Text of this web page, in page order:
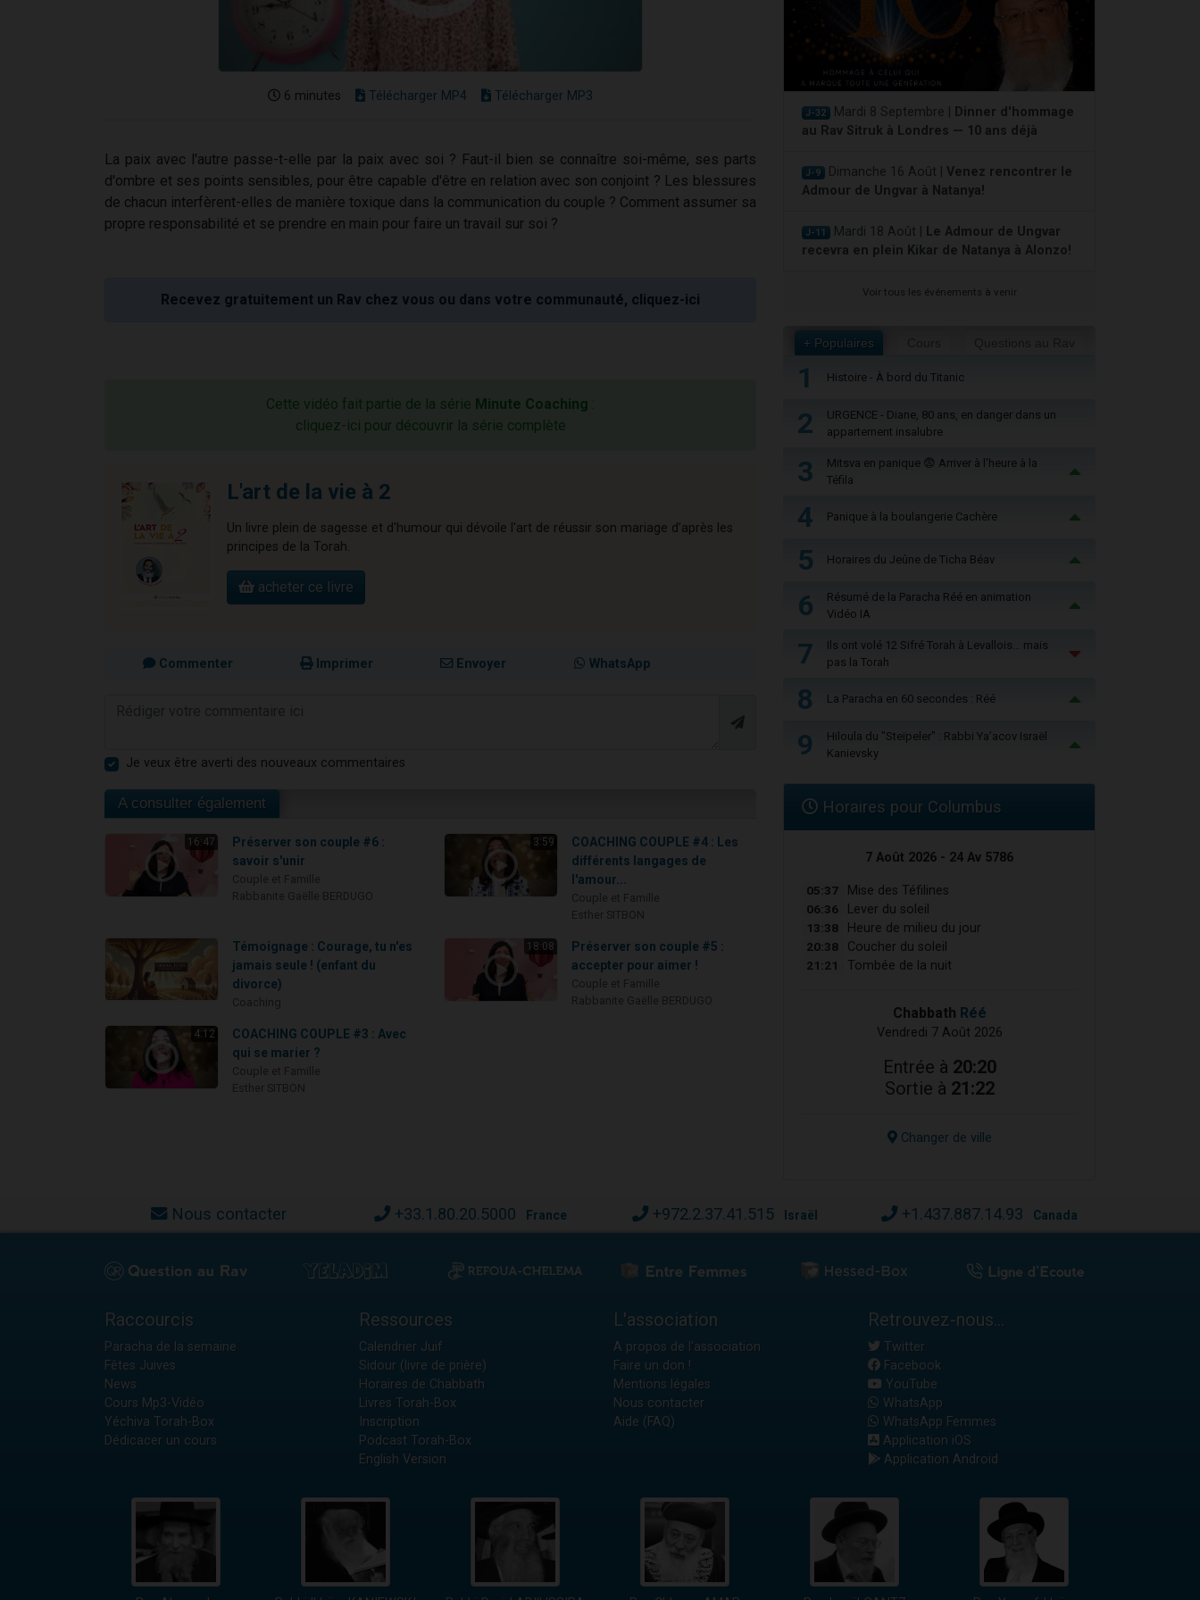
6 minutes Télécharger MP4 Télécharger MP3
La paix avec l'autre passe-t-elle par la paix avec soi ? Faut-il bien se connaître soi-même, ses parts
d'ombre et ses points sensibles, pour être capable d'être en relation avec son conjoint ? Les blessures
de chacun interfèrent-elles de manière toxique dans la communication du couple ? Comment assumer sa
propre responsabilité et se prendre en main pour faire un travail sur soi ?
Recevez gratuitement un Rav chez vous ou dans votre communauté, cliquez-ici
Cette vidéo fait partie de la série Minute Coaching :
cliquez-ici pour découvrir la série complète
L'art de la vie à 2
Un livre plein de sagesse et d'humour qui dévoile l'art de réussir son mariage d’après les
principes de la Torah.
acheter ce livre
Commenter Imprimer Envoyer WhatsApp
Je veux être averti des nouveaux commentaires
A consulter également
16:47
Préserver son couple #6 :
savoir s'unir
3:59
COACHING COUPLE #4 : Les
différents langages de
l'amour...
Témoignage : Courage, tu n'es
jamais seule ! (enfant du
divorce)
18:08
Préserver son couple #5 :
accepter pour aimer !
4:12
COACHING COUPLE #3 : Avec
qui se marier ?
J-32 Mardi 8 Septembre |
Dinner d'hommage
au Rav Sitruk à Londres — 10 ans déjà
J-9 Dimanche 16 Août | Venez rencontrer le
Admour de Ungvar à Natanya!
J-11 Mardi 18 Août |
Le Admour de Ungvar
recevra en plein Kikar de Natanya à Alonzo!
Voir tous les événements à venir
+ Populaires
1 Histoire - À bord du Titanic
2
URGENCE - Diane, 80 ans, en danger dans un
appartement insalubre
3
Mitsva en panique 😨 Arriver à l'heure à la
Téfila
4 Panique à la boulangerie Cachère
5 Horaires du Jeûne de Ticha Béav
6
Résumé de la Paracha Réé en animation
Vidéo IA
7
Ils ont volé 12 Sifré Torah à Levallois… mais
pas la Torah
8 La Paracha en 60 secondes : Réé
9
Hiloula du "Steïpeler" : Rabbi Ya’acov Israël
Kanievsky
Horaires pour Columbus
7 Août 2026 - 24 Av 5786
05:37 Mise des Téfilines
06:36 Lever du soleil
13:38 Heure de milieu du jour
20:38 Coucher du soleil
21:21 Tombée de la nuit
Chabbath Réé
Vendredi 7 Août 2026
Entrée à 20:20
Sortie à 21:22
Changer de ville
Nous contacter +33.1.80.20.5000 France +972.2.37.41.515 Israël +1.437.887.14.93 Canada
Raccourcis
Paracha de la semaine
Fêtes Juives
News
Cours Mp3-Vidéo
Yéchiva Torah-Box
Dédicacer un cours
Ressources
Calendrier Juif
Sidour (livre de prière)
Horaires de Chabbath
Livres Torah-Box
Inscription
Podcast Torah-Box
English Version
L'association
A propos de l'association
Faire un don !
Mentions légales
Nous contacter
Aide (FAQ)
Retrouvez-nous...
Twitter
Facebook
YouTube
WhatsApp
WhatsApp Femmes
Application iOS
Application Android